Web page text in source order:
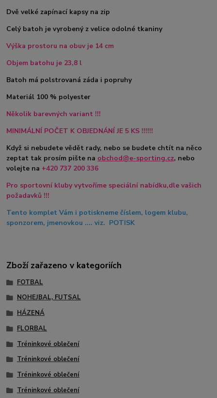
Dvě velké zapínací kapsy na zip
Celý batoh je vyrobený z velice odolné tkaniny
Výška prostoru na obuv je 14 cm
Objem batohu je 23,8 l
Batoh má polstrovaná záda i popruhy
Materiál 100 % polyester
Několik barevných variant !!!
MINIMÁLNÍ POČET K OBJEDNÁNÍ JE 5 KS !!!!!!
Když si nebudete vědět rady, nebo se budete chtít na něco
zeptat tak prosím pište na obchod@e-sporting.cz, nebo
volejte na +420 737 200 336
Pro sportovní kluby vytvoříme speciální nabídku,dle vašich
požadavků !!!
Tento komplet Vám i potiskneme číslem, logem klubu,
sponzorem, jmenovkou .... viz. POTISK
Zboží zařazeno v kategoriích
FOTBAL
NOHEJBAL, FUTSAL
HÁZENÁ
FLORBAL
Tréninkové oblečení
Tréninkové oblečení
Tréninkové oblečení
Tréninkové oblečení